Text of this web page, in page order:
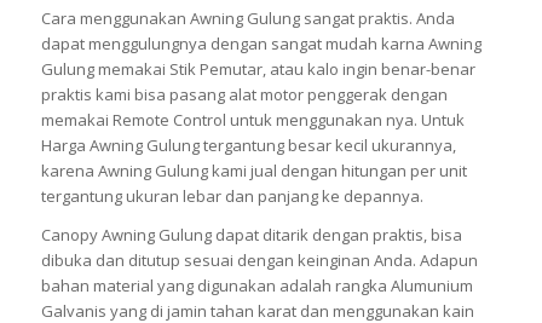
Cara menggunakan Awning Gulung sangat praktis. Anda
dapat menggulungnya dengan sangat mudah karna Awning
Gulung memakai Stik Pemutar, atau kalo ingin benar-benar
praktis kami bisa pasang alat motor penggerak dengan
memakai Remote Control untuk menggunakan nya. Untuk
Harga Awning Gulung tergantung besar kecil ukurannya,
karena Awning Gulung kami jual dengan hitungan per unit
tergantung ukuran lebar dan panjang ke depannya.
Canopy Awning Gulung dapat ditarik dengan praktis, bisa
dibuka dan ditutup sesuai dengan keinginan Anda. Adapun
bahan material yang digunakan adalah rangka Alumunium
Galvanis yang di jamin tahan karat dan menggunakan kain